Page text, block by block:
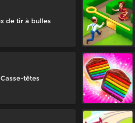
de tir à bulles
Casse-têtes